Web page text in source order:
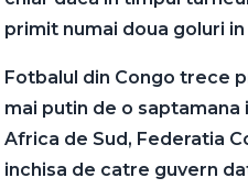
primit numai doua goluri
Fotbalul din Congo trece
mai putin de o
Africa de Sud, Federatia
inchisa de catre guvern